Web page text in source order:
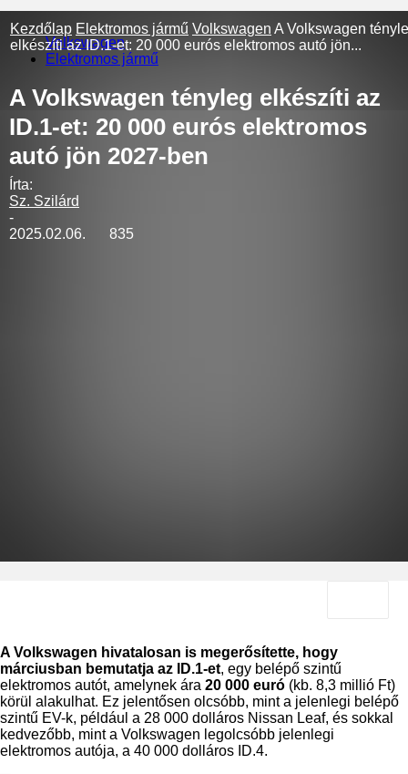
Kezdőlap Elektromos jármű Volkswagen A Volkswagen
elkészíti az ID.1-et: 20 000 eurós elektromos autó jön...
Volkswagen
Elektromos jármű
A Volkswagen tényleg elkészíti az
ID.1-et: 20 000 eurós elektromos
autó jön 2027-ben
Írta:
Sz. Szilárd
-
2025.02.06.
835
A Volkswagen hivatalosan is megerősítette, hogy
márciusban bemutatja az ID.1-et, egy belépő szintű
elektromos autót, amelynek ára 20 000 euró (kb. 8,3 millió Ft)
körül alakulhat. Ez jelentősen olcsóbb, mint a jelenlegi belépő
szintű EV-k, például a 28 000 dolláros Nissan Leaf, és sokkal
kedvezőbb, mint a Volkswagen legolcsóbb jelenlegi
elektromos autója, a 40 000 dolláros ID.4.